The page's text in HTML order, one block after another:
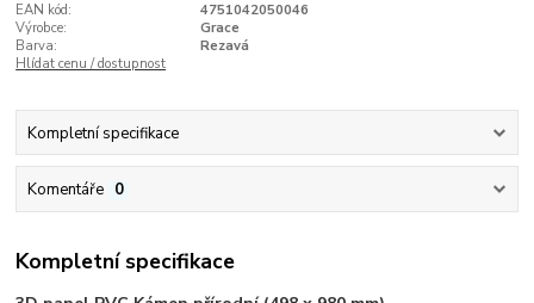
EAN kód:
4751042050046
Výrobce:
Grace
Barva:
Rezavá
Hlídat cenu / dostupnost
Kompletní specifikace
Komentáře 0
Kompletní specifikace